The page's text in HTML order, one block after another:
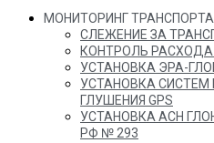
МОНИТОРИНГ ТРАНСПОРТА
СЛЕЖЕНИЕ ЗА
КОНТРОЛЬ
УСТАНОВКА ЭРА-
УСТАНОВКА СИСТЕМ
ГЛУШЕНИЯ GPS
УСТАНОВКА АСН
РФ № 293